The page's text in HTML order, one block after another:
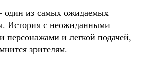
из самых ожидаемых
История с неожиданными
персонажами и легкой подачей,
зрителям.